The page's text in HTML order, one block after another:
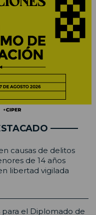
causas de delitos
de 14 años
libertad vigilada
el Diplomado de